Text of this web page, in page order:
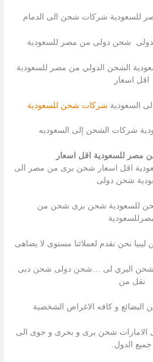
للسعودية شركات شحن الى الدمام
شحن دولى من مصر للسعودية
الشحن الدولي من مصر للسعودية
اقل اسعار
السعودية شركات شحن للسعودية
شركات الشحن إلى السعوديه
مصر للسعودية اقل اسعار
اقل اسعار شحن برى من مصر الى
شحن دولى
للسعودية شحن برى شحن من
نحن نقدم لعملائنا مستوى لا يضاهى
البري لى …شحن دولى شحن دبى
نقل من
البضائع و كافه الاغراض الشخصية
شحن برى و بحرى و جوى الى
جميع الدول.